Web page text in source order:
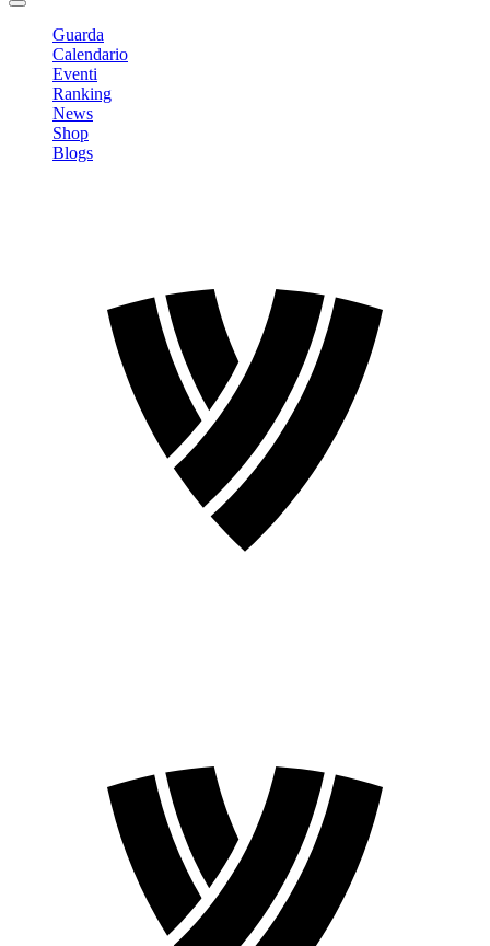
Guarda
Calendario
Eventi
Ranking
News
Shop
Blogs